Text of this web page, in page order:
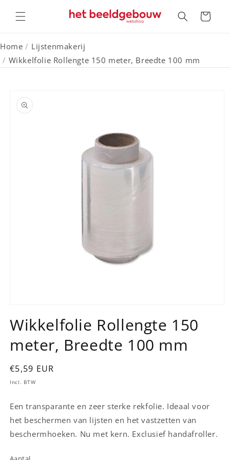
naar de
content
Winkelwagen
Home / Lijstenmakerij
/ Wikkelfolie Rollengte 150 meter, Breedte 100 mm
direct naar
openen
in
Wikkelfolie Rollengte 150
meter, Breedte 100 mm
Normale
prijs
€5,59 EUR
Incl. BTW
Een transparante en zeer sterke rekfolie. Ideaal voor
het beschermen van lijsten en het vastzetten van
beschermhoeken. Nu met kern. Exclusief handafroller.